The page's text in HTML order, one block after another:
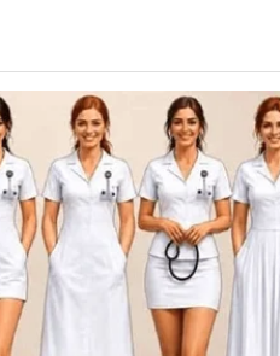
Veza AIBA
Video